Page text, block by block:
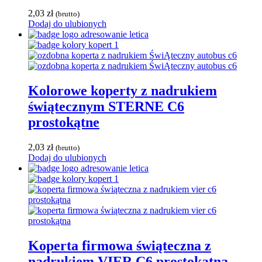
2,03 zł (brutto)
Dodaj do ulubionych
Kolorowe koperty z nadrukiem
świątecznym STERNE C6
prostokątne
2,03 zł (brutto)
Dodaj do ulubionych
Koperta firmowa świąteczna z